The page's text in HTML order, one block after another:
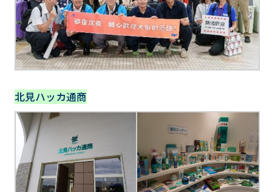
北見ハッカ通商